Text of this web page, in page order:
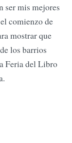
ser mis mejores
comienzo de
mostrar que
los barrios
Feria del Libro